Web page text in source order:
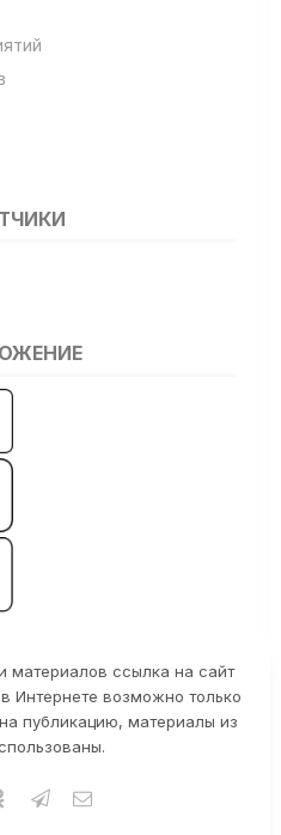
материалов ссылка на сайт
Интернете возможно только
публикацию, материалы из